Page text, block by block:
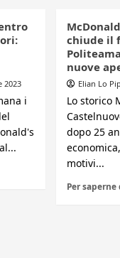
2023
i
chiude il
nuove
Elian Lo
Lo storico
dopo 25
motivi...
Per